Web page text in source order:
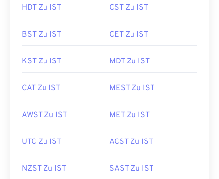
HDT Zu IST CST Zu IST
BST Zu IST CET Zu IST
KST Zu IST MDT Zu IST
CAT Zu IST MEST Zu IST
AWST Zu IST MET Zu IST
UTC Zu IST ACST Zu IST
NZST Zu IST SAST Zu IST